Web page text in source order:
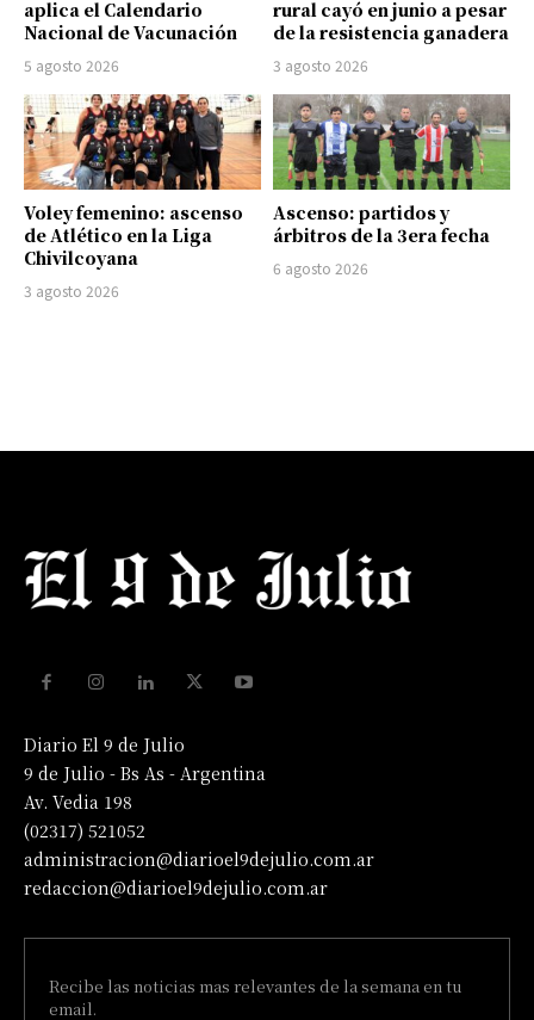
aplica el Calendario
Nacional de Vacunación
5 agosto 2026
rural cayó en junio a pesar
de la resistencia ganadera
3 agosto 2026
Voley femenino: ascenso
de Atlético en la Liga
Chivilcoyana
3 agosto 2026
Ascenso: partidos y
árbitros de la 3era fecha
6 agosto 2026
Diario El 9 de Julio
9 de Julio - Bs As - Argentina
Av. Vedia 198
(02317) 521052
administracion@diarioel9dejulio.com.ar
redaccion@diarioel9dejulio.com.ar
Recibe las noticias mas relevantes de la semana en tu
email.